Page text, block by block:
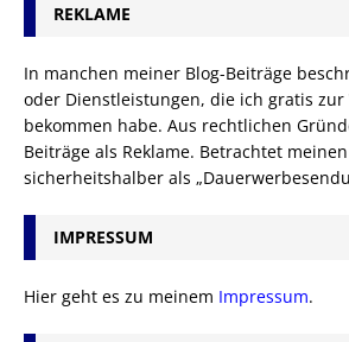
REKLAME
In manchen meiner Blog-Beiträge
oder Dienstleistungen, die ich gratis
bekommen habe. Aus rechtlichen
Beiträge als Reklame. Betrachtet
sicherheitshalber als
IMPRESSUM
Hier geht es zu meinem Impressum.